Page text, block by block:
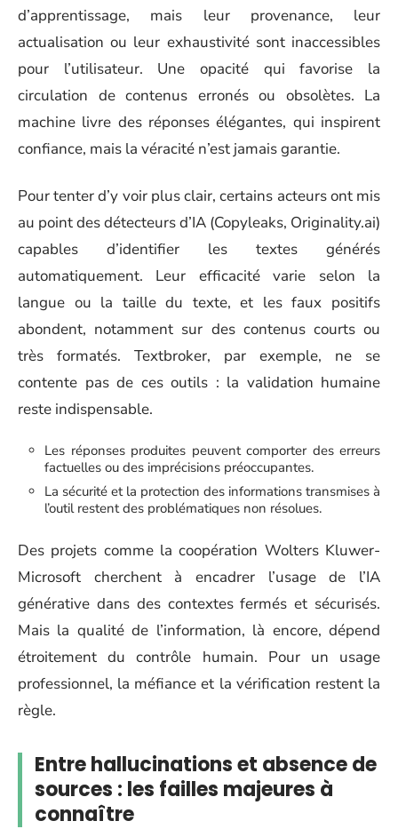
d’apprentissage, mais leur provenance, leur
actualisation ou leur exhaustivité sont inaccessibles
pour l’utilisateur. Une opacité qui favorise la
circulation de contenus erronés ou obsolètes. La
machine livre des réponses élégantes, qui inspirent
confiance, mais la véracité n’est jamais garantie.
Pour tenter d’y voir plus clair, certains acteurs ont mis
au point des détecteurs d’IA (Copyleaks, Originality.ai)
capables d’identifier les textes générés
automatiquement. Leur efficacité varie selon la
langue ou la taille du texte, et les faux positifs
abondent, notamment sur des contenus courts ou
très formatés. Textbroker, par exemple, ne se
contente pas de ces outils : la validation humaine
reste indispensable.
Les réponses produites peuvent comporter des erreurs
factuelles ou des imprécisions préoccupantes.
La sécurité et la protection des informations transmises à
l’outil restent des problématiques non résolues.
Des projets comme la coopération Wolters Kluwer-
Microsoft cherchent à encadrer l’usage de l’IA
générative dans des contextes fermés et sécurisés.
Mais la qualité de l’information, là encore, dépend
étroitement du contrôle humain. Pour un usage
professionnel, la méfiance et la vérification restent la
règle.
Entre hallucinations et absence de
sources : les failles majeures à
connaître